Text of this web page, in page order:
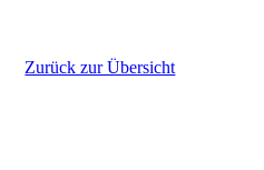
Zurück zur Übersicht